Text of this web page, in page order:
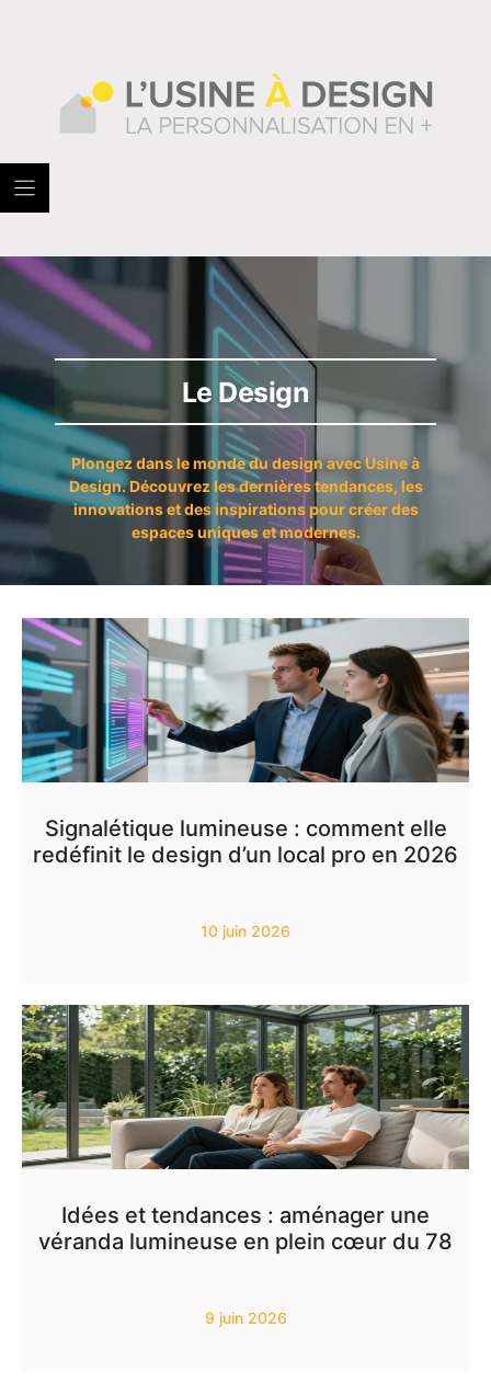
Le Design
Plongez dans le monde du design avec Usine à
Design. Découvrez les dernières tendances, les
innovations et des inspirations pour créer des
espaces uniques et modernes.
Signalétique lumineuse : comment elle
redéfinit le design d’un local pro en 2026
10 juin 2026
Idées et tendances : aménager une
véranda lumineuse en plein cœur du 78
9 juin 2026